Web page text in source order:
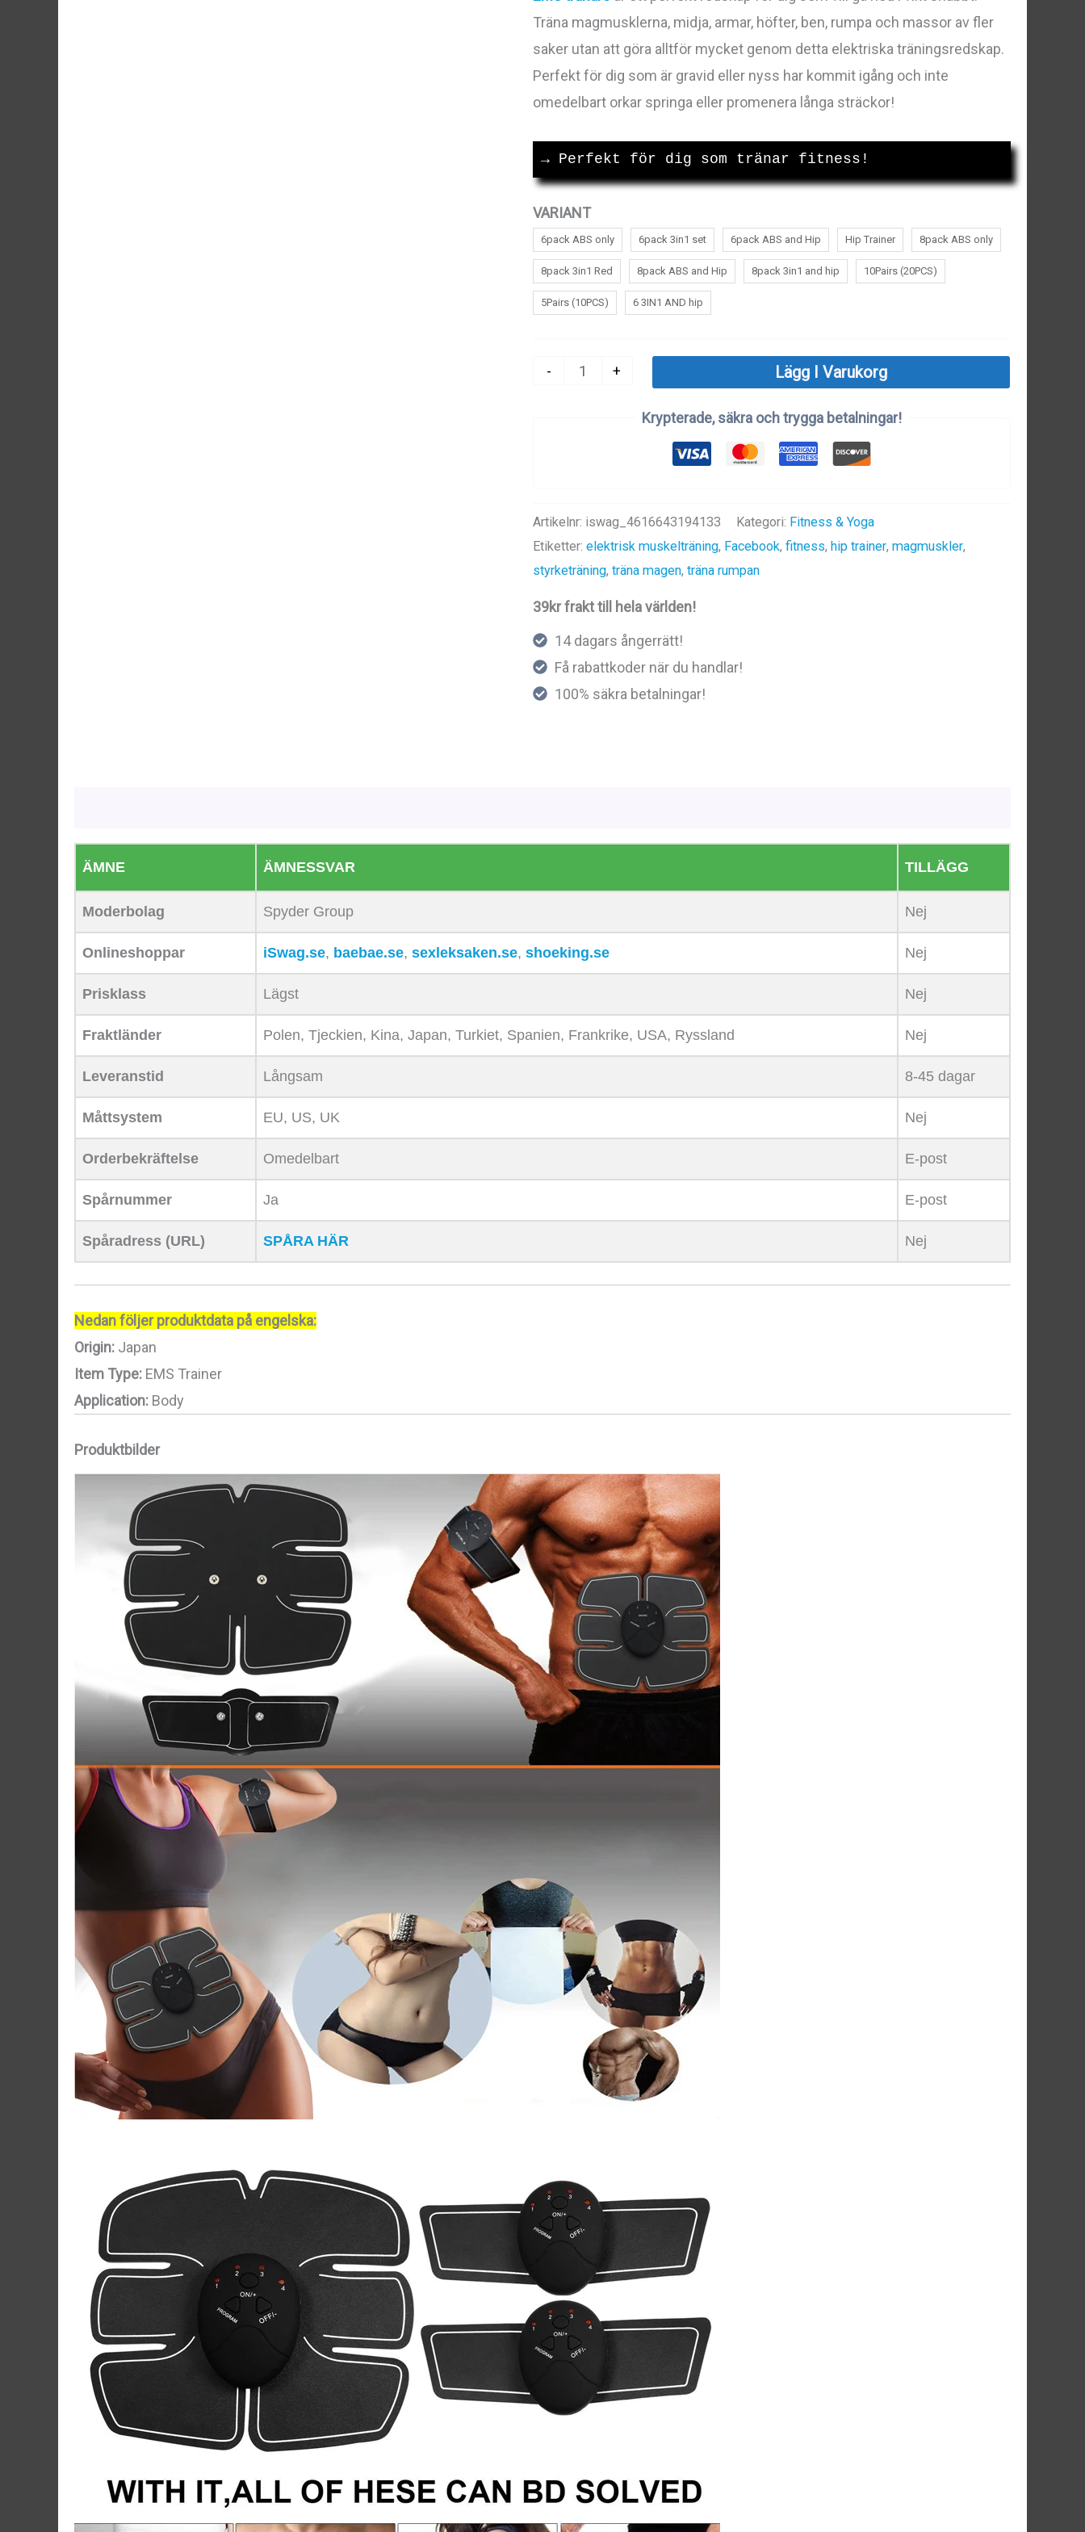
till
339kr
Träna magmusklerna, midja, armar, höfter, ben, rumpa och massor av fler
saker utan att göra alltför mycket genom detta elektriska träningsredskap.
Perfekt för dig som är gravid eller nyss har kommit igång och inte
omedelbart orkar springa eller promenera långa sträckor!
→ Perfekt för dig som tränar fitness!
VARIANT
6pack ABS only 6pack 3in1 set 6pack ABS and Hip Hip Trainer 8pack ABS only
8pack 3in1 Red 8pack ABS and Hip 8pack 3in1 and hip 10Pairs (20PCS)
5Pairs (10PCS) 6 3IN1 AND hip
-
Elektrisk
+ Lägg I Varukorg
Krypterade, säkra och trygga betalningar!
Artikelnr: iswag_4616643194133 Kategori: Fitness & Yoga
Etiketter:elektrisk muskelträning, Facebook,fitness, hip trainer,magmuskler,
styrketräning,träna magen,träna rumpan
39kr frakt till hela världen!
14 dagars ångerrätt!
Få rabattkoder när du handlar!
100% säkra betalningar!
ÄMNE ÄMNESSVAR TILLÄGG
Moderbolag Spyder Group Nej
Onlineshoppar iSwag.se, baebae.se, sexleksaken.se, shoeking.se Nej
Prisklass Lägst Nej
Fraktländer Polen, Tjeckien, Kina, Japan, Turkiet, Spanien, Frankrike, USA, Ryssland Nej
Leveranstid Långsam 8-45 dagar
Måttsystem EU, US, UK Nej
Orderbekräftelse Omedelbart E-post
Spårnummer Ja E-post
Spåradress (URL) SPÅRA HÄR Nej
Nedan följer produktdata på engelska:
Origin: Japan
Item Type: EMS Trainer
Application: Body
Produktbilder